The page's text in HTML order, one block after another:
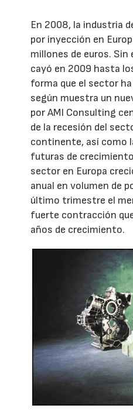
En 2008, la industria
por inyección en
millones de euros.
cayó en 2009 hasta
forma que el sector
según muestra un
por AMI Consulting
de la recesión del
continente, así como
futuras de
sector en Europa
anual en volumen de
último trimestre el
fuerte contracción
años de crecimiento.